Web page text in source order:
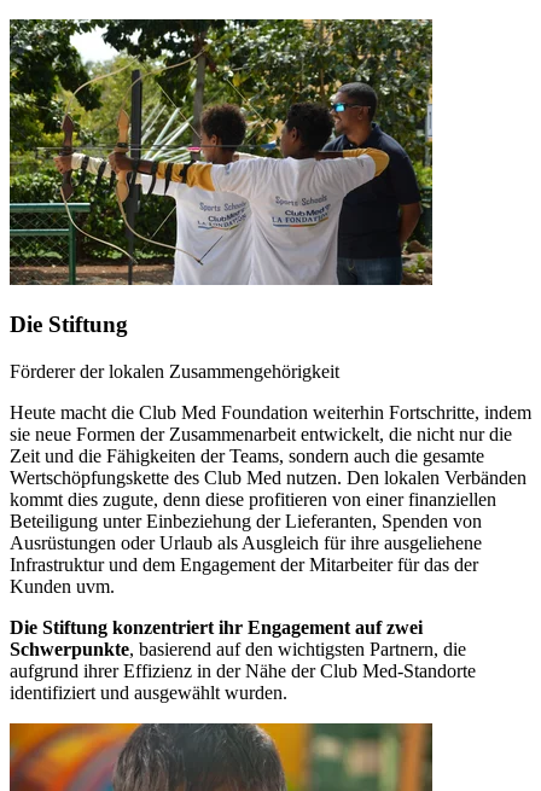
Die Stiftung
Förderer der lokalen Zusammengehörigkeit
Heute macht die Club Med Foundation weiterhin Fortschritte, indem
sie neue Formen der Zusammenarbeit entwickelt, die nicht nur die
Zeit und die Fähigkeiten der Teams, sondern auch die gesamte
Wertschöpfungskette des Club Med nutzen. Den lokalen Verbänden
kommt dies zugute, denn diese profitieren von einer finanziellen
Beteiligung unter Einbeziehung der Lieferanten, Spenden von
Ausrüstungen oder Urlaub als Ausgleich für ihre ausgeliehene
Infrastruktur und dem Engagement der Mitarbeiter für das der
Kunden uvm.
Die Stiftung konzentriert ihr Engagement auf zwei
Schwerpunkte, basierend auf den wichtigsten Partnern, die
aufgrund ihrer Effizienz in der Nähe der Club Med-Standorte
identifiziert und ausgewählt wurden.